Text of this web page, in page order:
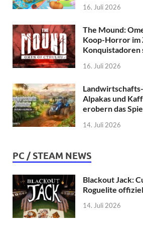
16. Juli 2026
The Mound:
Koop-Horror
16. Juli 2026
Alpakas und
erobern das
14. Juli 2026
PC / STEAM NEWS
Blackout Jack:
Roguelite
14. Juli 2026